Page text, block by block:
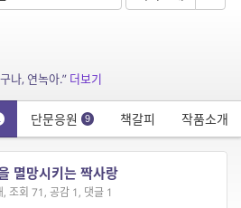
나, 연녹아.” 더보기
단문응원 9 책갈피 작품소개
멸망시키는 짝사랑
조회 71, 공감 1, 댓글 1